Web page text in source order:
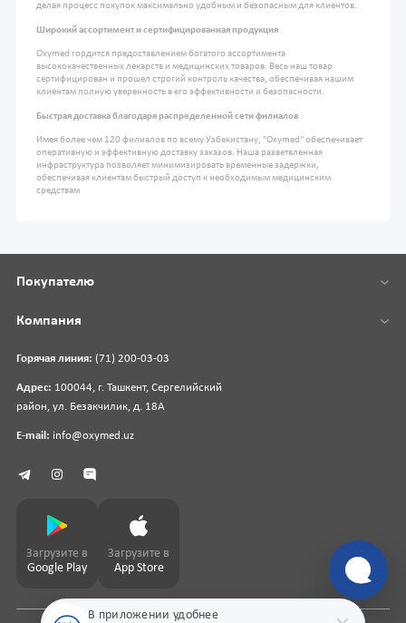
делая процесс покупок максимально удобным и безопасным для клиентов.
Широкий ассортимент и сертифицированная продукция
Oxymed гордится предоставлением богатого ассортимента
высококачественных лекарств и медицинских товаров. Весь наш товар
сертифицирован и прошел строгий контроль качества, обеспечивая нашим
клиентам полную уверенность в его эффективности и безопасности.
Быстрая доставка благодаря распределенной сети филиалов
Имея более чем 120 филиалов по всему Узбекистану, "Oxymed" обеспечивает
оперативную и эффективную доставку заказов. Наша разветвленная
инфраструктура позволяет минимизировать временные задержки,
обеспечивая клиентам быстрый доступ к необходимым медицинским
средствам
В приложении удобнее
Горячая линия: (71) 200-03-03
Адрес: 100044, г. Ташкент, Сергелийский
район, ул. Безакчилик, д. 18А
E-mail: info@oxymed.uz
Покупателю
Компания
Загрузите в
Google Play
Загрузите в
App Store